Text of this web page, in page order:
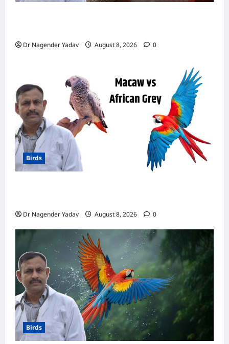
Dr Nagender Yadav August 8, 2026 0
Birds
Dr Nagender Yadav August 8, 2026 0
Birds